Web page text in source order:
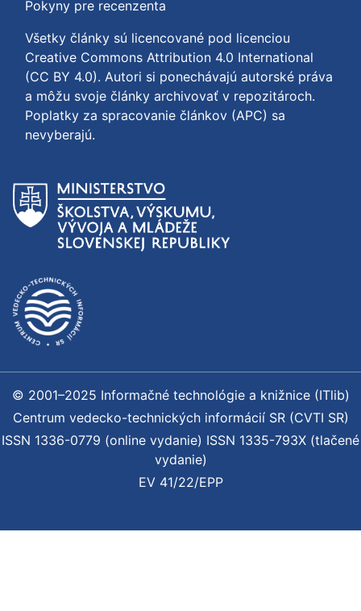
Pokyny pre recenzenta
Všetky články sú licencované pod licenciou
Creative Commons Attribution 4.0 International
(CC BY 4.0). Autori si ponechávajú autorské práva
a môžu svoje články archivovať v repozitároch.
Poplatky za spracovanie článkov (APC) sa
nevyberajú.
© 2001–2025 Informačné technológie a knižnice (ITlib)
Centrum vedecko-technických informácií SR (CVTI SR)
ISSN 1336-0779 (online vydanie) ISSN 1335-793X (tlačené
vydanie)
EV 41/22/EPP